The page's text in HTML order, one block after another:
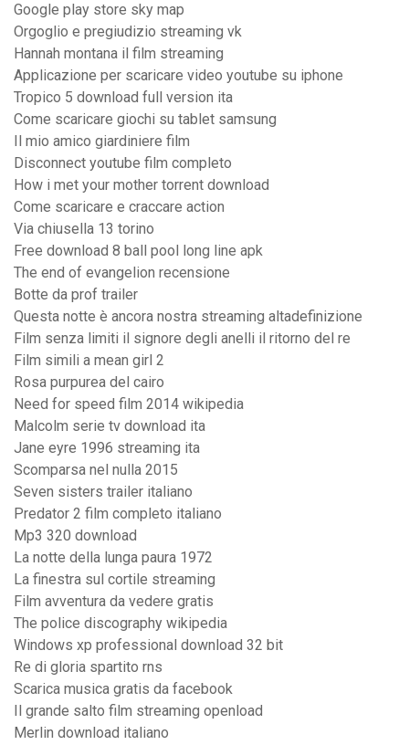
Google play store sky map
Orgoglio e pregiudizio streaming vk
Hannah montana il film streaming
Applicazione per scaricare video youtube su iphone
Tropico 5 download full version ita
Come scaricare giochi su tablet samsung
Il mio amico giardiniere film
Disconnect youtube film completo
How i met your mother torrent download
Come scaricare e craccare action
Via chiusella 13 torino
Free download 8 ball pool long line apk
The end of evangelion recensione
Botte da prof trailer
Questa notte è ancora nostra streaming altadefinizione
Film senza limiti il signore degli anelli il ritorno del re
Film simili a mean girl 2
Rosa purpurea del cairo
Need for speed film 2014 wikipedia
Malcolm serie tv download ita
Jane eyre 1996 streaming ita
Scomparsa nel nulla 2015
Seven sisters trailer italiano
Predator 2 film completo italiano
Mp3 320 download
La notte della lunga paura 1972
La finestra sul cortile streaming
Film avventura da vedere gratis
The police discography wikipedia
Windows xp professional download 32 bit
Re di gloria spartito rns
Scarica musica gratis da facebook
Il grande salto film streaming openload
Merlin download italiano